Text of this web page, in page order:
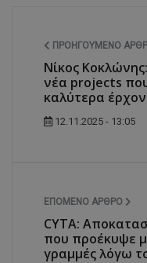
ΠΡΟΗΓΟΎΜΕΝΟ
Νίκος
νέα projects
καλύτερα
12.11.2025 - 13:05
ΕΠΌΜΕΝΟ ΆΡΘΡΟ
CYTA:
που προέκυψε
γραμμές λόγω